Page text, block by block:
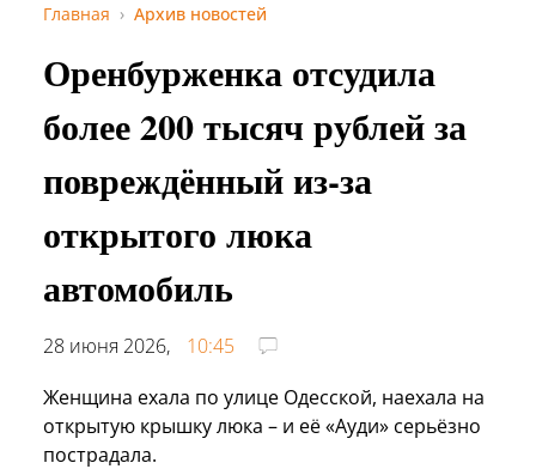
Главная Архив новостей
Оренбурженка отсудила
более 200 тысяч рублей за
повреждённый из‑за
открытого люка
автомобиль
28 июня 2026,
10:45
Женщина ехала по улице Одесской, наехала на
открытую крышку люка – и её «Ауди» серьёзно
пострадала.